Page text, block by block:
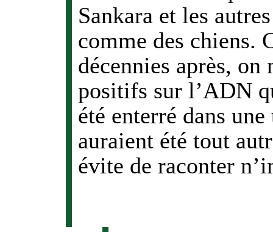
Sankara et les
comme des chiens.
décennies après,
positifs sur l’ADN
été enterré dans
auraient été tout
évite de raconter